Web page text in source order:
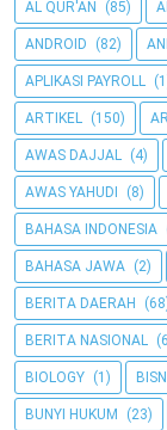
AL QUR'AN (85)
ANDROID (82)
APLIKASI PAYROLL
ARTIKEL (150)
AWAS DAJJAL (4)
AWAS YAHUDI (8)
BAHASA INDONESIA
BAHASA JAWA (2)
BERITA DAERAH
BERITA NASIONAL
BIOLOGY (1)
BUNYI HUKUM (23)